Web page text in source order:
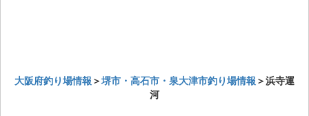
大阪府釣り場情報 ＞堺市・高石市・泉大津市釣り場情報 ＞浜寺運
河